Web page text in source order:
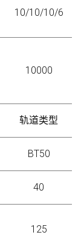
10/10/10/6
10000
轨道类型
BT50
40
125